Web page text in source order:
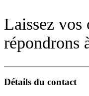
Laissez vos
répondrons
Détails du contact